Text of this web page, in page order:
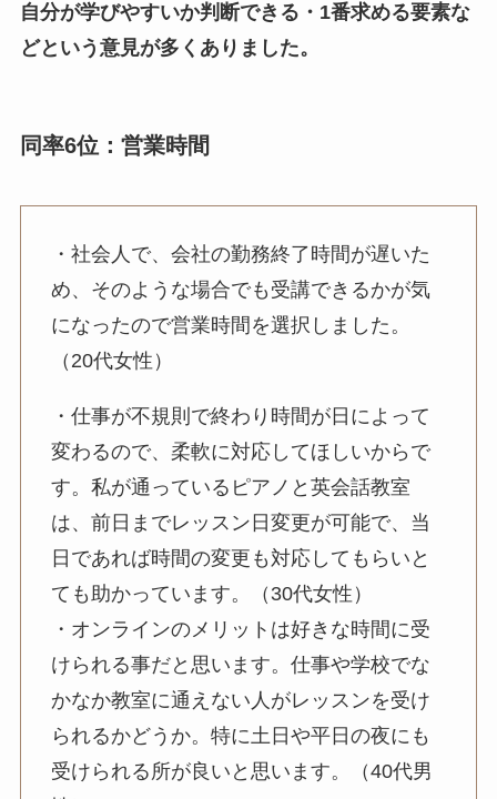
自分が学びやすいか判断できる・1番求める要素な
どという意見が多くありました。
同率6位：営業時間
・社会人で、会社の勤務終了時間が遅いた
め、そのような場合でも受講できるかが気
になったので営業時間を選択しました。
（20代女性）
・仕事が不規則で終わり時間が日によって
変わるので、柔軟に対応してほしいからで
す。私が通っているピアノと英会話教室
は、前日までレッスン日変更が可能で、当
日であれば時間の変更も対応してもらいと
ても助かっています。（30代女性）
・オンラインのメリットは好きな時間に受
けられる事だと思います。仕事や学校でな
かなか教室に通えない人がレッスンを受け
られるかどうか。特に土日や平日の夜にも
受けられる所が良いと思います。（40代男